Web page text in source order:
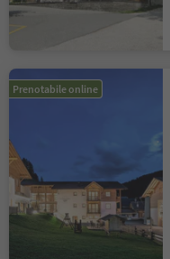
Prenotabile online